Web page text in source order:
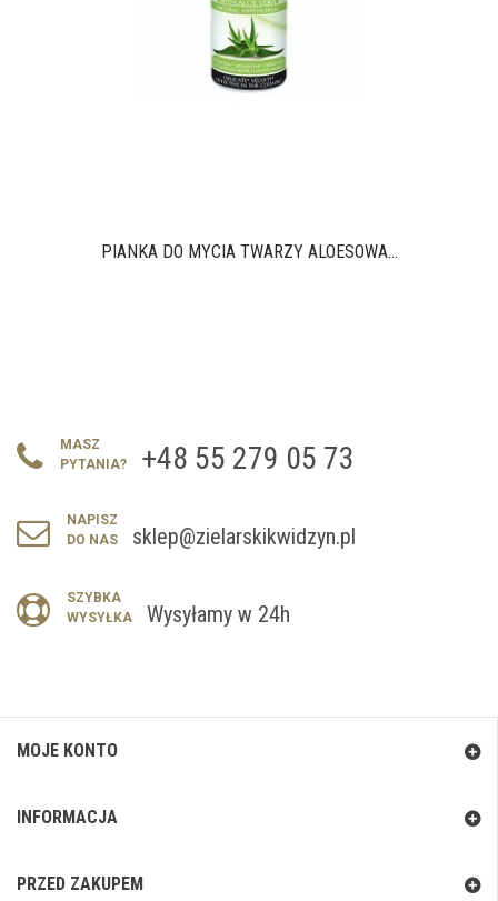
PIANKA DO MYCIA TWARZY ALOESOWA...
MASZ
PYTANIA?
+48 55 279 05 73
NAPISZ
DO NAS
sklep@zielarskikwidzyn.pl
SZYBKA
WYSYŁKA
Wysyłamy w 24h
MOJE KONTO
INFORMACJA
PRZED ZAKUPEM